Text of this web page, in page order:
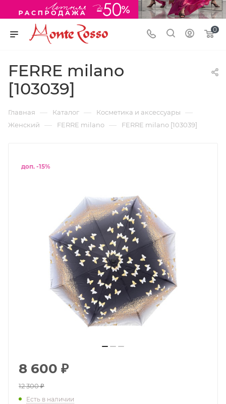
0
FERRE milano
[103039]
Главная — Каталог — Косметика и аксессуары —
Женский — FERRE milano — FERRE milano [103039]
доп. -15%
8 600 ₽
12 300₽
Есть в наличии